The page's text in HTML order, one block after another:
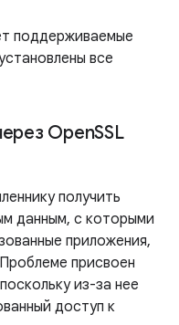
поддерживаемые
все
OpenSSL
получить
данным, с которыми
приложения,
присвоен
из-за нее
доступ к